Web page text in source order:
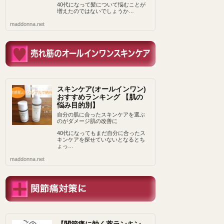
40代になって髪について悩むことが
増えたのではないでしょうか…
maddonna.net
スキンケア(オールインワン)
おすすめランキング 【肌の
悩み目的別】
自分の肌に合ったスキンケアを選ぶ
のがダメージ肌の改善に
40代になってもまだ自分に合ったス
キンケアを探せていないとなるとち
ょっ…
maddonna.net